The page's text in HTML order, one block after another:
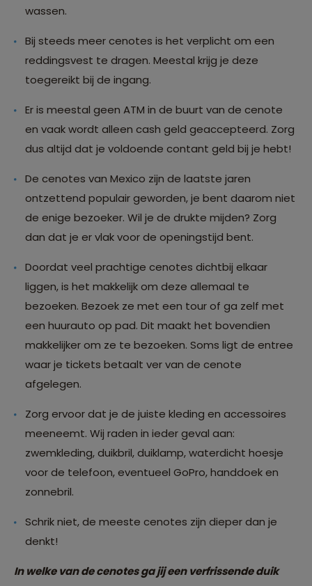
wassen.
Bij steeds meer cenotes is het verplicht om een
reddingsvest te dragen. Meestal krijg je deze
toegereikt bij de ingang.
Er is meestal geen ATM in de buurt van de cenote
en vaak wordt alleen cash geld geaccepteerd. Zorg
dus altijd dat je voldoende contant geld bij je hebt!
De cenotes van Mexico zijn de laatste jaren
ontzettend populair geworden, je bent daarom niet
de enige bezoeker. Wil je de drukte mijden? Zorg
dan dat je er vlak voor de openingstijd bent.
Doordat veel prachtige cenotes dichtbij elkaar
liggen, is het makkelijk om deze allemaal te
bezoeken. Bezoek ze met een tour of ga zelf met
een huurauto op pad. Dit maakt het bovendien
makkelijker om ze te bezoeken. Soms ligt de entree
waar je tickets betaalt ver van de cenote
afgelegen.
Zorg ervoor dat je de juiste kleding en accessoires
meeneemt. Wij raden in ieder geval aan:
zwemkleding, duikbril, duiklamp, waterdicht hoesje
voor de telefoon, eventueel GoPro, handdoek en
zonnebril.
Schrik niet, de meeste cenotes zijn dieper dan je
denkt!
In welke van de cenotes ga jij een verfrissende duik